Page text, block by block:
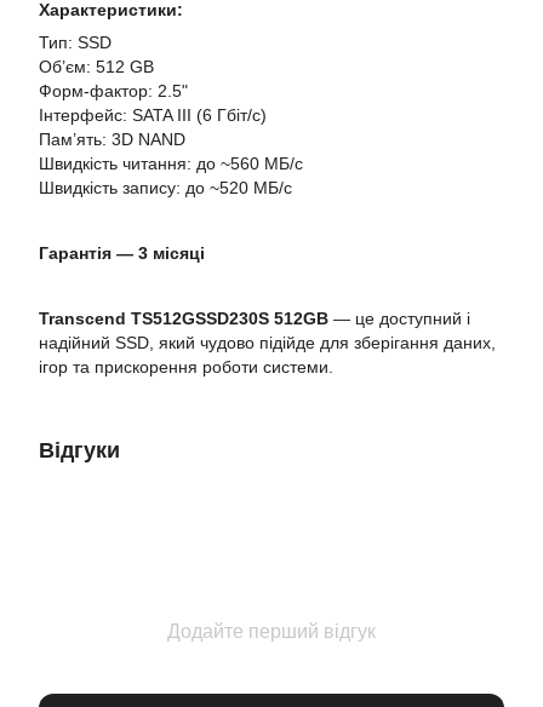
Характеристики:
Тип: SSD
Об’єм: 512 GB
Форм-фактор: 2.5"
Інтерфейс: SATA III (6 Гбіт/с)
Пам’ять: 3D NAND
Швидкість читання: до ~560 МБ/с
Швидкість запису: до ~520 МБ/с
Гарантія — 3 місяці
Transcend TS512GSSD230S 512GB — це доступний і
надійний SSD, який чудово підійде для зберігання даних,
ігор та прискорення роботи системи.
Відгуки
Додайте перший відгук